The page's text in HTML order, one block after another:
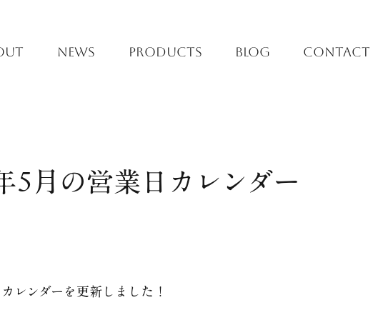
NEWS PRODUCTS BLOG CONTACT
5月の営業日カレンダー
レンダーを更新しました！